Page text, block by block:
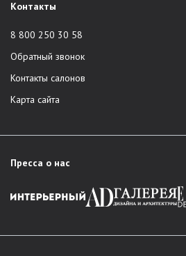
Контакты
8 800 250 30 58
Обратный звонок
Контакты салонов
Карта сайта
Пресса о нас